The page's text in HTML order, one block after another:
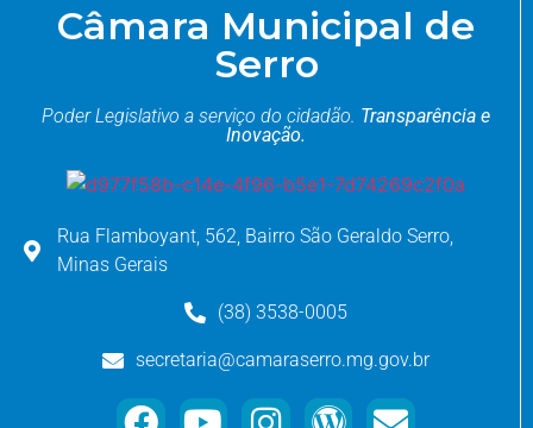
Câmara Municipal de
Serro
Poder Legislativo a serviço do cidadão. Transparência e
Inovação.
Rua Flamboyant, 562, Bairro São Geraldo Serro,
Minas Gerais
(38) 3538-0005
secretaria@camaraserro.mg.gov.br